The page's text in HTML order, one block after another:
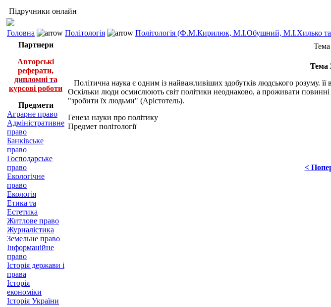
Підручники онлайн
Головна Політологія Політологія (Ф.М.Кирилюк, М.І.Обушний, М.І.Хилько та
Партнери
Авторські
реферати,
дипломні та
курсові роботи
Предмети
Аграрне право
Адміністративне
право
Банківське
право
Господарське
право
Екологічне
право
Екологія
Етика та
Естетика
Житлове право
Журналістика
Земельне право
Інформаційне
право
Історія держави і
права
Історія
економіки
Історія України
Тема
Тема
Політична наука є одним із найважливіших здобутків людського розуму.
Оскільки люди осмислюють світ політики неоднаково, а проживати
"зробити їх людьми" (Арістотель).
Генеза науки про політику
Предмет політології
<